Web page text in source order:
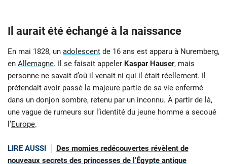
Il aurait été échangé à la naissance
En mai 1828, un adolescent de 16 ans est apparu à Nuremberg,
en Allemagne. Il se faisait appeler Kaspar Hauser, mais
personne ne savait d’où il venait ni qui il était réellement. Il
prétendait avoir passé la majeure partie de sa vie enfermé
dans un donjon sombre, retenu par un inconnu. À partir de là,
une vague de rumeurs sur l’identité du jeune homme a secoué
l’Europe.
LIRE AUSSI
Des momies redécouvertes révèlent de
nouveaux secrets des princesses de l’Égypte antique